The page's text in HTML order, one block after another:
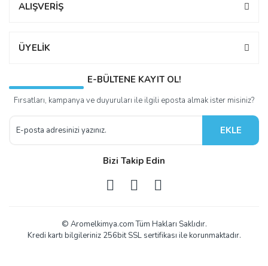
ALIŞVERİŞ
ÜYELİK
E-BÜLTENE KAYIT OL!
Fırsatları, kampanya ve duyuruları ile ilgili eposta almak ister misiniz?
EKLE
Bizi Takip Edin
© Aromelkimya.com Tüm Hakları Saklıdır.
Kredi kartı bilgileriniz 256bit SSL sertifikası ile korunmaktadır.